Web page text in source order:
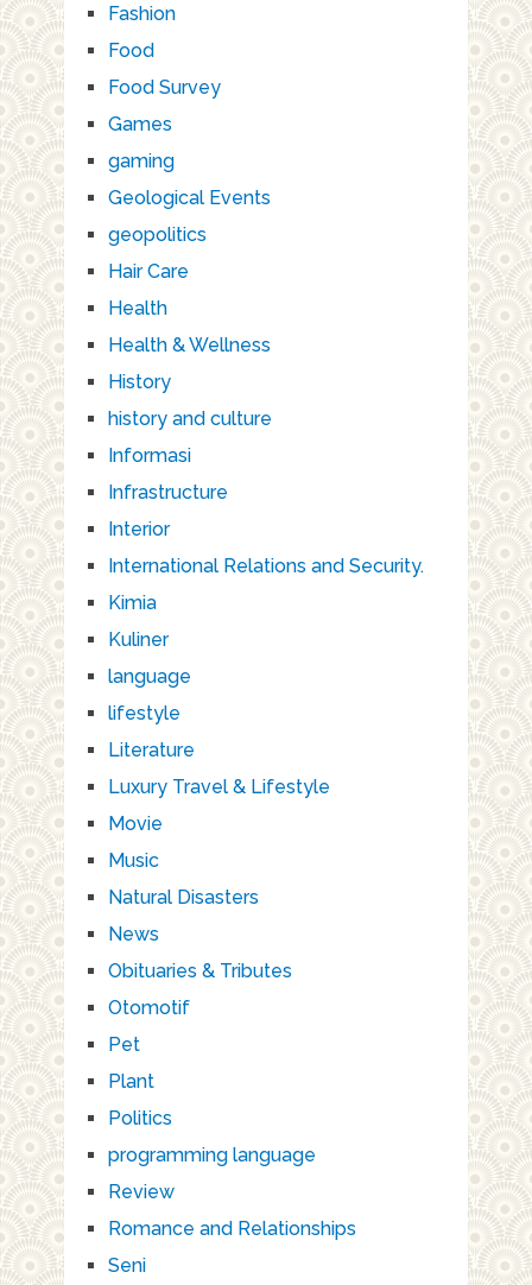
Fashion
Food
Food Survey
Games
gaming
Geological Events
geopolitics
Hair Care
Health
Health & Wellness
History
history and culture
Informasi
Infrastructure
Interior
International Relations and Security.
Kimia
Kuliner
language
lifestyle
Literature
Luxury Travel & Lifestyle
Movie
Music
Natural Disasters
News
Obituaries & Tributes
Otomotif
Pet
Plant
Politics
programming language
Review
Romance and Relationships
Seni